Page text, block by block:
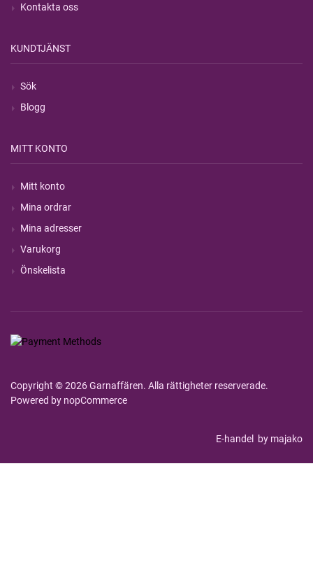
Kontakta oss
KUNDTJÄNST
Sök
Blogg
MITT KONTO
Mitt konto
Mina ordrar
Mina adresser
Varukorg
Önskelista
Copyright © 2026 Garnaffären. Alla rättigheter reserverade.
Powered by nopCommerce
E-handel by majako